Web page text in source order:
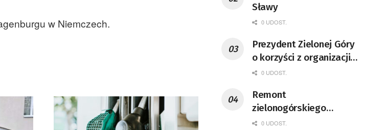
w Niemczech.
Sławy
0 UDOST.
Prezydent Zielonej Góry
o korzyści z organizacji
mety Tour de Pologne
0 UDOST.
Remont
zielonogórskiego
deptaka zgodnie z
0 UDOST.